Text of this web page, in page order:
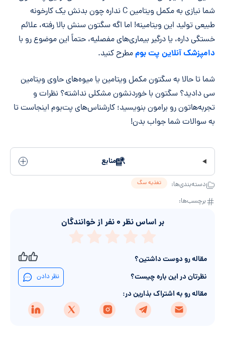
شما نیازی به مکمل ویتامین C نداره چون بدنش یک کارخونه
طبیعی تولید این ویتامینه! اما اگه سگتون سنش بالا رفته، علائم
خستگی داره، یا درگیر بیماری‌های مفصلیه، حتماً این موضوع رو با
دامپزشک آنلاین پت بوممطرح کنید.
شما تا حالا به سگتون مکمل ویتامین یا میوه‌های حاوی ویتامین
سی دادید؟ سگتون با خوردنشون مشکلی نداشته؟ نظرات و
تجربه‌هاتون رو برامون بنویسید؛ کارشناس‌های پت‌بوم اینجاست تا
به سوالات شما جواب بدن!
منابع
دسته‌بندی‌ها: تغذیه سگ
برچسب‌ها:
بر اساس نظر ۰ نفر از خوانندگان
مقاله رو دوست داشتین؟
نظرتان در این باره چیست؟
نظر دادن
مقاله رو به اشتراک بذارین در: